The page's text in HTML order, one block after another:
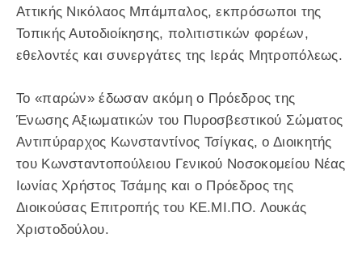
Αττικής Νικόλαος Μπάμπαλος, εκπρόσωποι της
Τοπικής Αυτοδιοίκησης, πολιτιστικών φορέων,
εθελοντές και συνεργάτες της Ιεράς Μητροπόλεως.
Το «παρών» έδωσαν ακόμη ο Πρόεδρος της
Ένωσης Αξιωματικών του Πυροσβεστικού Σώματος
Αντιπύραρχος Κωνσταντίνος Τσίγκας, ο Διοικητής
του Κωνσταντοπούλειου Γενικού Νοσοκομείου Νέας
Ιωνίας Χρήστος Τσάμης και ο Πρόεδρος της
Διοικούσας Επιτροπής του ΚΕ.ΜΙ.ΠΟ. Λουκάς
Χριστοδούλου.